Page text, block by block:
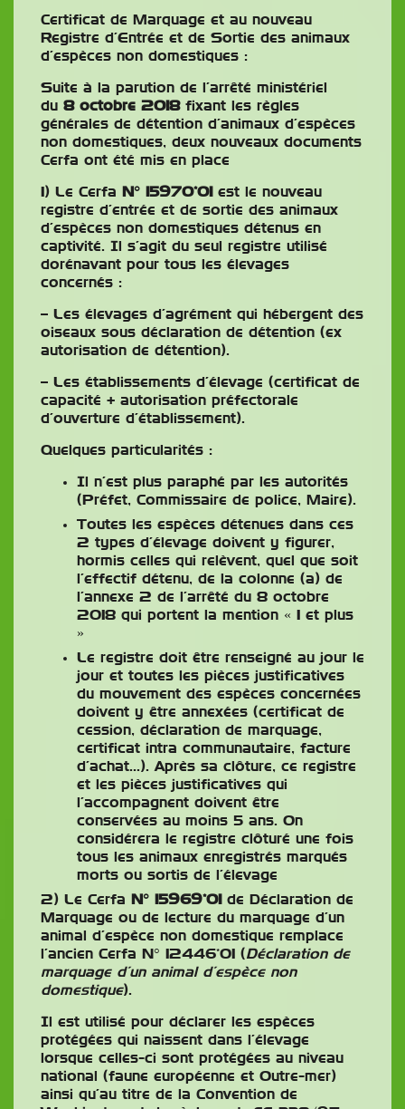
Certificat de Marquage et au nouveau
Registre d’Entrée et de Sortie des animaux
d’espèces non domestiques :
Suite à la parution de l’arrêté ministériel
du 8 octobre 2018fixant les règles
générales de détention d’animaux d’espèces
non domestiques, deux nouveaux documents
Cerfa ont été mis en place
1) Le Cerfa N° 15970*01 est le nouveau
registre d’entrée et de sortie des animaux
d’espèces non domestiques détenus en
captivité. Il s’agit du seul registre utilisé
dorénavant pour tous les élevages
concernés :
– Les élevages d’agrément qui hébergent des
oiseaux sous déclaration de détention (ex
autorisation de détention).
– Les établissements d’élevage (certificat de
capacité + autorisation préfectorale
d’ouverture d’établissement).
Quelques particularités :
Il n’est plus paraphé par les autorités
(Préfet, Commissaire de police, Maire).
Toutes les espèces détenues dans ces
2 types d’élevage doivent y figurer,
hormis celles qui relèvent, quel que soit
l’effectif détenu, de la colonne (a) de
l’annexe 2 de l’arrêté du 8 octobre
2018 qui portent la mention « 1 et plus
»
Le registre doit être renseigné au jour le
jour et toutes les pièces justificatives
du mouvement des espèces concernées
doivent y être annexées (certificat de
cession, déclaration de marquage,
certificat intra communautaire, facture
d’achat…). Après sa clôture, ce registre
et les pièces justificatives qui
l’accompagnent doivent être
conservées au moins 5 ans. On
considérera le registre clôturé une fois
tous les animaux enregistrés marqués
morts ou sortis de l’élevage
2) Le Cerfa
N° 15969*01 de Déclaration de
Marquage ou de lecture du marquage d’un
animal d’espèce non domestique remplace
l’ancien Cerfa N° 12446*01 (Déclaration de
marquage d’un animal d’espèce non
domestique).
Il est utilisé pour déclarer les espèces
protégées qui naissent dans l’élevage
lorsque celles-ci sont protégées au niveau
national (faune européenne et Outre-mer)
ainsi qu’au titre de la Convention de